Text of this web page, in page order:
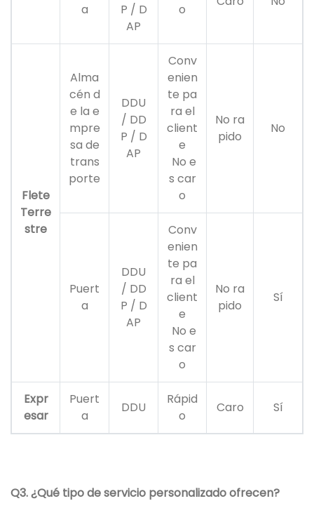
a
P / D
AP
o
Flete
Terre
stre
Alma
cén d
e la e
mpre
sa de
trans
porte
DDU
/ DD
P / D
AP
Conv
enien
te pa
ra el
client
e
No e
s car
o
No ra
pido
No
Puert
a
DDU
/ DD
P / D
AP
Conv
enien
te pa
ra el
client
e
No e
s car
o
No ra
pido
Sí
Expr
esar
Puert
a
DDU
Rápid
o
Caro Sí
Q3. ¿Qué tipo de servicio personalizado ofrecen?